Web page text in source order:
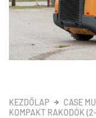
KEZDŐLAP
CASE
KOMPAKT RAKODÓK